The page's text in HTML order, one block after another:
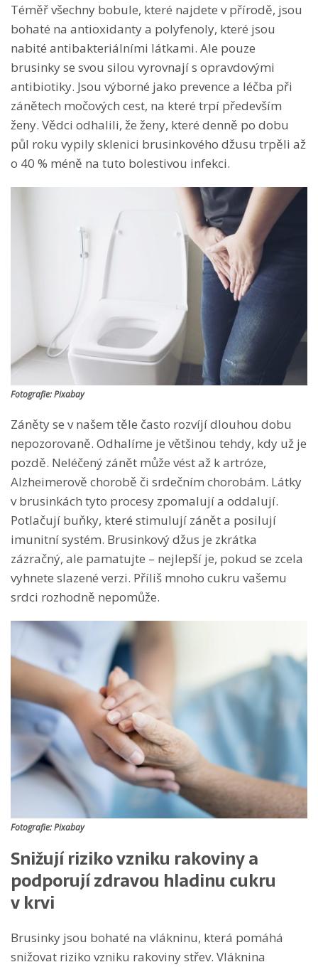
Téměř všechny bobule, které najdete v přírodě, jsou
bohaté na antioxidanty a polyfenoly, které jsou
nabité antibakteriálními látkami. Ale pouze
brusinky se svou silou vyrovnají s opravdovými
antibiotiky. Jsou výborné jako prevence a léčba při
zánětech močových cest, na které trpí především
ženy. Vědci odhalili, že ženy, které denně po dobu
půl roku vypily sklenici brusinkového džusu trpěli až
o 40 % méně na tuto bolestivou infekci.
Fotografie: Pixabay
Záněty se v našem těle často rozvíjí dlouhou dobu
nepozorovaně. Odhalíme je většinou tehdy, kdy už je
pozdě. Neléčený zánět může vést až k artróze,
Alzheimerově chorobě či srdečním chorobám. Látky
v brusinkách tyto procesy zpomalují a oddalují.
Potlačují buňky, které stimulují zánět a posilují
imunitní systém. Brusinkový džus je zkrátka
zázračný, ale pamatujte – nejlepší je, pokud se zcela
vyhnete slazené verzi. Příliš mnoho cukru vašemu
srdci rozhodně nepomůže.
Fotografie: Pixabay
Snižují riziko vzniku rakoviny a
podporují zdravou hladinu cukru
v krvi
Brusinky jsou bohaté na vlákninu, která pomáhá
snižovat riziko vzniku rakoviny střev. Vláknina